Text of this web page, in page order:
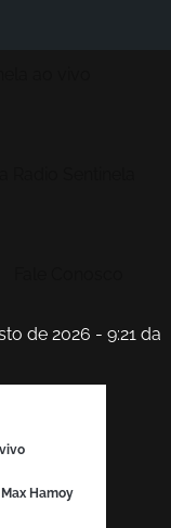
de 2026 - 9:21 da
Hamoy